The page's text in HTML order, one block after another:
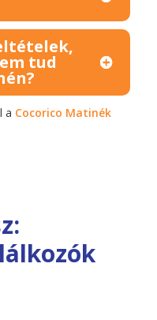
tud
a Cocorico Matinék